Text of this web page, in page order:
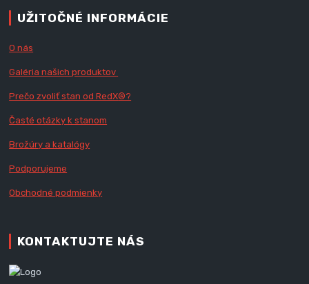
UŽITOČNÉ INFORMÁCIE
O nás
Galéria našich produktov
Prečo zvoliť stan od RedX®?
Časté otázky k stanom
Brožúry a katalógy
Podporujeme
Obchodné podmienky
KONTAKTUJTE NÁS